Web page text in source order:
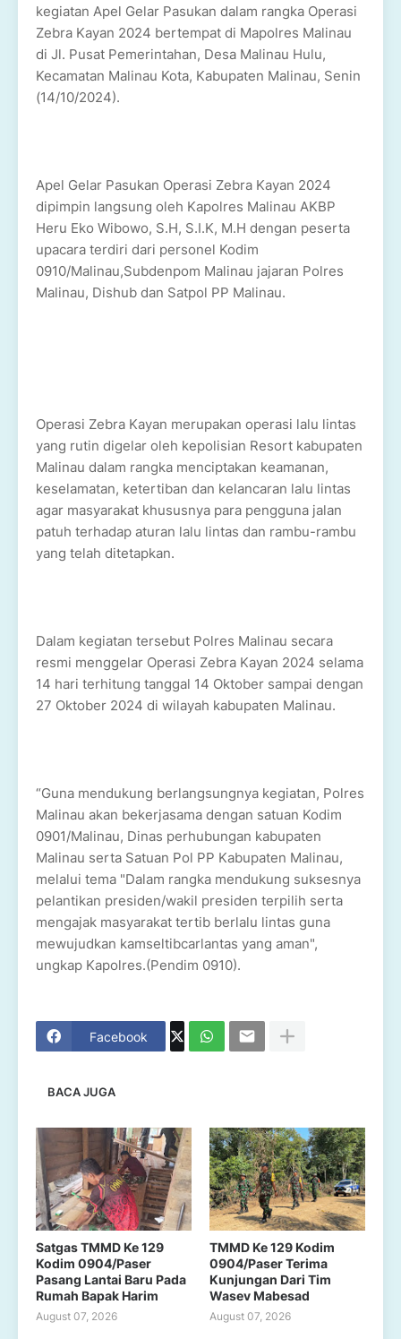
kegiatan Apel Gelar Pasukan dalam rangka Operasi
Zebra Kayan 2024 bertempat di Mapolres Malinau
di Jl. Pusat Pemerintahan, Desa Malinau Hulu,
Kecamatan Malinau Kota, Kabupaten Malinau, Senin
(14/10/2024).
Apel Gelar Pasukan Operasi Zebra Kayan 2024
dipimpin langsung oleh Kapolres Malinau AKBP
Heru Eko Wibowo, S.H, S.I.K, M.H dengan peserta
upacara terdiri dari personel Kodim
0910/Malinau,Subdenpom Malinau jajaran Polres
Malinau, Dishub dan Satpol PP Malinau.
Operasi Zebra Kayan merupakan operasi lalu lintas
yang rutin digelar oleh kepolisian Resort kabupaten
Malinau dalam rangka menciptakan keamanan,
keselamatan, ketertiban dan kelancaran lalu lintas
agar masyarakat khususnya para pengguna jalan
patuh terhadap aturan lalu lintas dan rambu-rambu
yang telah ditetapkan.
Dalam kegiatan tersebut Polres Malinau secara
resmi menggelar Operasi Zebra Kayan 2024 selama
14 hari terhitung tanggal 14 Oktober sampai dengan
27 Oktober 2024 di wilayah kabupaten Malinau.
“Guna mendukung berlangsungnya kegiatan, Polres
Malinau akan bekerjasama dengan satuan Kodim
0901/Malinau, Dinas perhubungan kabupaten
Malinau serta Satuan Pol PP Kabupaten Malinau,
melalui tema "Dalam rangka mendukung suksesnya
pelantikan presiden/wakil presiden terpilih serta
mengajak masyarakat tertib berlalu lintas guna
mewujudkan kamseltibcarlantas yang aman",
ungkap Kapolres.(Pendim 0910).
Facebook
BACA JUGA
Satgas TMMD Ke 129
Kodim 0904/Paser
Pasang Lantai Baru Pada
Rumah Bapak Harim
August 07, 2026
TMMD Ke 129 Kodim
0904/Paser Terima
Kunjungan Dari Tim
Wasev Mabesad
August 07, 2026